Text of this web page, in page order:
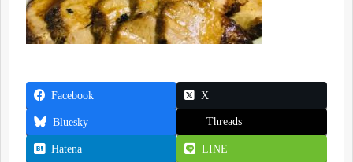
Facebook X
Bluesky Threads
Hatena LINE